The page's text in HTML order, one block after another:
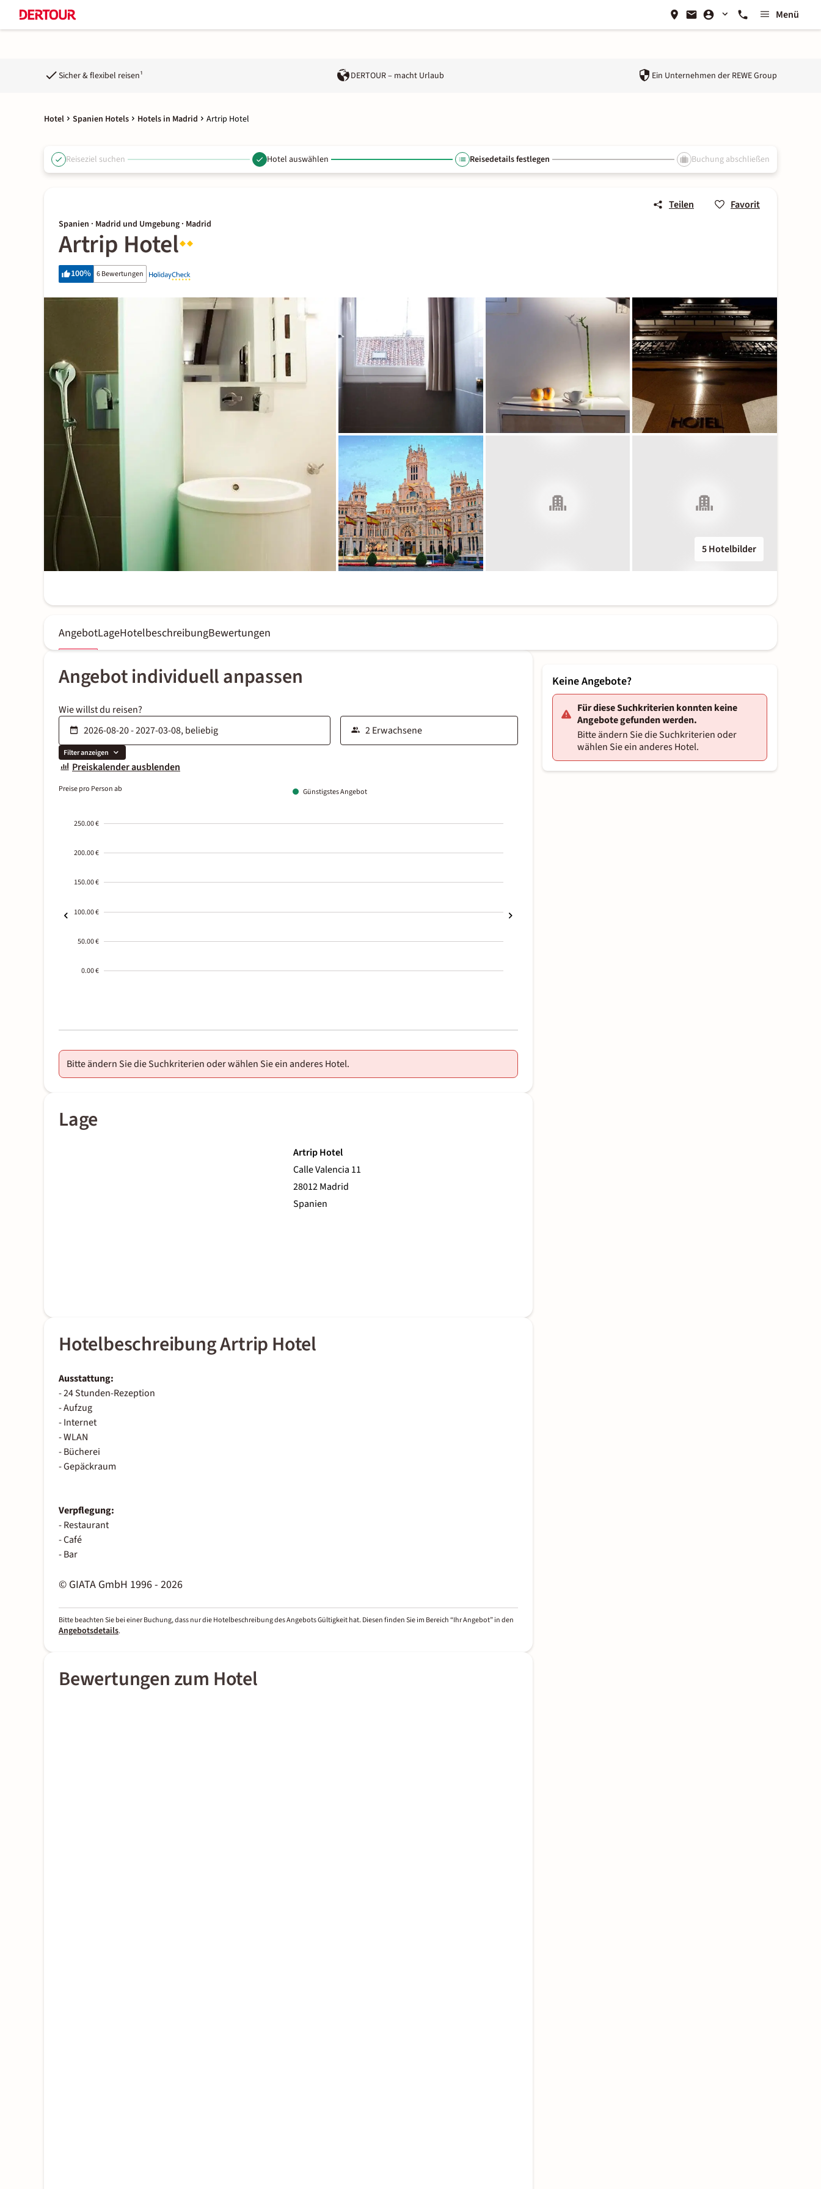
Menü
Sicher & flexibel reisen¹ DERTOUR – macht Urlaub Ein Unternehmen der REWE Group
Hotel Spanien Hotels Hotels in Madrid Artrip Hotel
Reiseziel suchen Hotel auswählen Reisedetails festlegen Buchung abschließen
Teilen Favorit
Spanien · Madrid und Umgebung · Madrid
Artrip Hotel
100% 6 Bewertungen
5 Hotelbilder
AngebotLageHotelbeschreibungBewertungen
Angebot individuell anpassen
Wie willst du reisen?
Filter anzeigen
Preiskalender ausblenden
Preise pro Person ab Günstigstes Angebot
250.00 €
200.00 €
150.00 €
100.00 €
50.00 €
0.00 €
01-02
Bitte ändern Sie die Suchkriterien oder wählen Sie ein anderes Hotel.
Lage
Artrip Hotel
Calle Valencia 11
28012 Madrid
Spanien
Hotelbeschreibung Artrip Hotel
Ausstattung:
- 24 Stunden-Rezeption
- Aufzug
- Internet
- WLAN
- Bücherei
- Gepäckraum
Verpflegung:
- Restaurant
- Café
- Bar
© GIATA GmbH 1996 - 2026
Bitte beachten Sie bei einer Buchung, dass nur die Hotelbeschreibung des Angebots Gültigkeit hat. Diesen finden Sie im Bereich “Ihr Angebot” in den
Angebotsdetails.
Bewertungen zum Hotel
Keine Angebote?
Für diese Suchkriterien konnten keine
Angebote gefunden werden.
Bitte ändern Sie die Suchkriterien oder
wählen Sie ein anderes Hotel.